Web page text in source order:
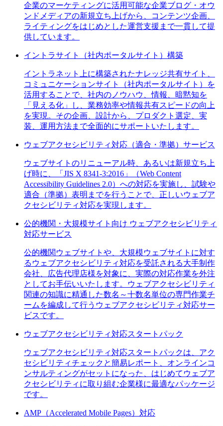
企業のマーケティングに活用可能な企業ブログ・オウ
ンドメディアの新規立ち上げから、コンテンツ企画、
ライティングをはじめとした運営支援まで一貫して提
供しています。
イントラサイト（社内ポータルサイト）構築
イントラネット上に構築されたナレッジ共有サイト、
コミュニケーションサイト（社内ポータルサイト）を
活用することで、社内のノウハウ、情報、暗黙知を
「見える化」し、業務効率や情報共有スピードの向上
を実現。その企画、設計から、プロダクト選定、実
装、運用方法まで全面的にサポートいたします。
ウェブアクセシビリティ対応（適合・準拠）サービス
ウェブサイトのリニューアル時、あるいは新規立ち上
げ時に、「JIS X 8341-3:2016」（Web Content
Accessibility Guidelines 2.0）への対応を実施し、試験や
適合（準拠）表明までを行うことで、正しいウェブア
クセシビリティ対応を実現します。
公的機関・大規模サイト向け ウェブアクセシビリティ
対応サービス
公的機関ウェブサイトや、大規模ウェブサイトに対す
るウェブアクセシビリティ対応を受託される大手制作
会社、広告代理店様を対象に、実際の対応作業を外注
としてお手伝いいたします。ウェブアクセシビリティ
関連の知識に精通した数名～十数名単位の専門作業チ
ームを編成して行うウェブアクセシビリティ対応サー
ビスです。
ウェブアクセシビリティ対応スタートパック
ウェブアクセシビリティ対応スタートパックは、アク
セシビリティチェックと簡易レポート、オンラインコ
ンサルティングがセットになった、はじめてウェブア
クセシビリティに取り組む企業様に最適なパッケージ
です。
AMP（Accelerated Mobile Pages）対応